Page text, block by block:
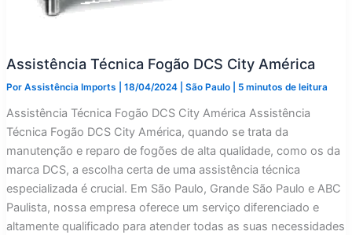
Assistência Técnica Fogão DCS City América
Por Assistência Imports 18/04/2024 São Paulo| 5 minutos de leitura
Assistência Técnica Fogão DCS City América Assistência
Técnica Fogão DCS City América, quando se trata da
manutenção e reparo de fogões de alta qualidade, como os da
marca DCS, a escolha certa de uma assistência técnica
especializada é crucial. Em São Paulo, Grande São Paulo e ABC
Paulista, nossa empresa oferece um serviço diferenciado e
altamente qualificado para atender todas as suas necessidades